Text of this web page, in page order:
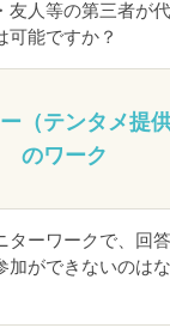
友人等の第三者が
可能ですか？
（テンタメ提供
のワーク
ターワークで、回
加ができないのは